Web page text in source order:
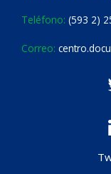
Teléfono: (593 2)
Correo: